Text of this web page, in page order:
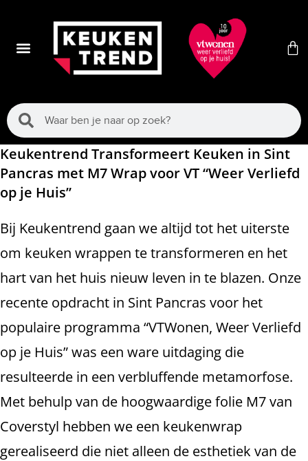
Keukentrend Transformeert Keuken in Sint
Pancras met M7 Wrap voor VT “Weer Verliefd
op je Huis”
Bij Keukentrend gaan we altijd tot het uiterste
om keuken wrappen te transformeren en het
hart van het huis nieuw leven in te blazen. Onze
recente opdracht in Sint Pancras voor het
populaire programma “VTWonen, Weer Verliefd
op je Huis” was een ware uitdaging die
resulteerde in een verbluffende metamorfose.
Met behulp van de hoogwaardige folie M7 van
Coverstyl hebben we een keukenwrap
gerealiseerd die niet alleen de esthetiek van de